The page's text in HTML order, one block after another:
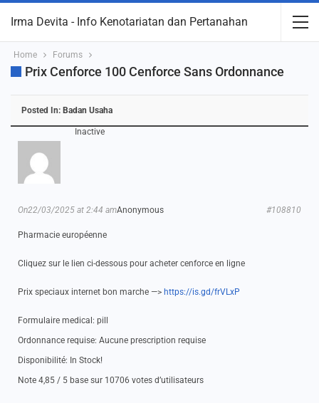
Irma Devita - Info Kenotariatan dan Pertanahan
Home Forums
Prix Cenforce 100 Cenforce Sans Ordonnance
Posted In: Badan Usaha
Inactive
Anonymous
On22/03/2025 at 2:44 am #108810
Pharmacie européenne
Cliquez sur le lien ci-dessous pour acheter cenforce en ligne
Prix speciaux internet bon marche —> https://is.gd/frVLxP
Formulaire medical: pill
Ordonnance requise: Aucune prescription requise
Disponibilité: In Stock!
Note 4,85 / 5 base sur 10706 votes d’utilisateurs